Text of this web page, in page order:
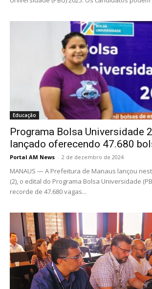
Educação
Programa Bolsa Universidade
lançado oferecendo 47.680
Portal AM News - 2 de dezembro de 2024
MANAUS — A Prefeitura de Manaus lançou
(2), o edital do Programa Bolsa Universidade
recorde de 47.680 vagas...